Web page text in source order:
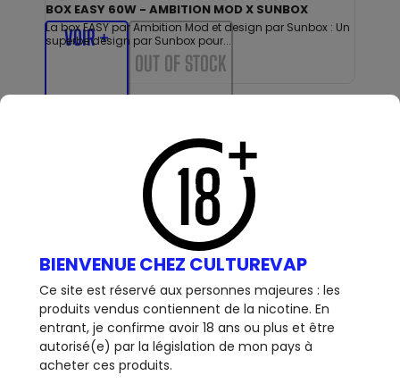
BIENVENUE CHEZ CULTUREVAP
Ce site est réservé aux personnes majeures : les
produits vendus contiennent de la nicotine. En
entrant, je confirme avoir 18 ans ou plus et être
autorisé(e) par la législation de mon pays à
acheter ces produits.
BOX EASY 60W - AMBITION MOD X SUNBOX
La box EASY par Ambition Mod et design par Sunbox : Un
superbe design par Sunbox pour...
VOIR +
OUT OF STOCK